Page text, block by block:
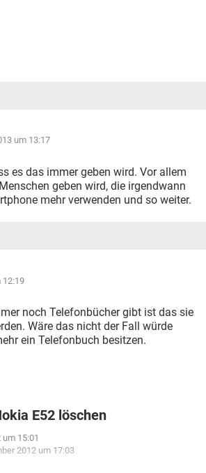
um 13:17
es das immer geben wird. Vor allem
geben wird, die irgendwann
mehr verwenden und so weiter.
12:19
noch Telefonbücher gibt ist das sie
Wäre das nicht der Fall würde
ein Telefonbuch besitzen.
E52 löschen
15:01
2012 um 17:03